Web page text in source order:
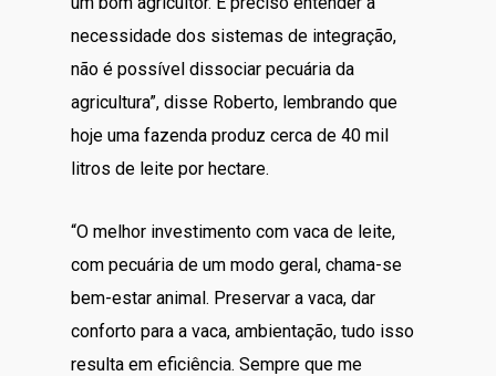
necessidade dos sistemas de integração,
não é possível dissociar pecuária da
agricultura”, disse Roberto, lembrando que
hoje uma fazenda produz cerca de 40 mil
litros de leite por hectare.
“O melhor investimento com vaca de leite,
com pecuária de um modo geral, chama-se
bem-estar animal. Preservar a vaca, dar
conforto para a vaca, ambientação, tudo isso
resulta em eficiência. Sempre que me